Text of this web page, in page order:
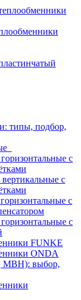
типы, подбор,
с
с
с
с
FUNKE
ONDA
МВН): выбор,